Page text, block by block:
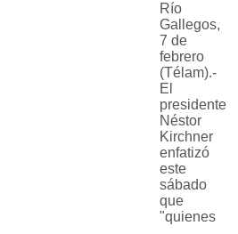
Río
Gallegos,
7 de
febrero
(Télam).-
El
presidente
Néstor
Kirchner
enfatizó
este
sábado
que
"quienes